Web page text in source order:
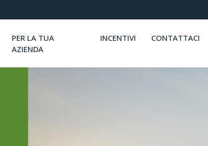
PER LA TUA
AZIENDA
INCENTIVI CONTATTACI